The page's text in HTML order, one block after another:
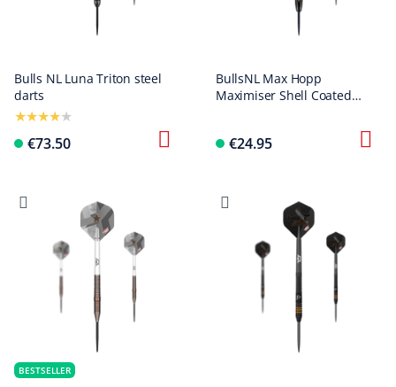
Bulls NL Luna Triton steel
darts
€73.50
BullsNL Max Hopp
Maximiser Shell Coated
€24.95
BESTSELLER